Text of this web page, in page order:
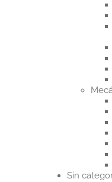
Sin